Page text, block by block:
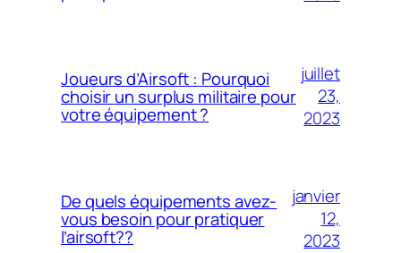
Joueurs d’Airsoft : Pourquoi
choisir un surplus militaire pour
votre équipement ?
juillet
23,
2023
De quels équipements avez-
vous besoin pour pratiquer
l’airsoft??
janvier
12,
2023